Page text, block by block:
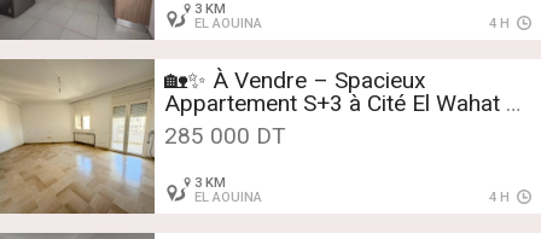
3 KM
EL AOUINA
4 H
🏡✨ À Vendre – Spacieux
Appartement S+3 à Cité El Wahat ✨
🏡
285 000 DT
3 KM
EL AOUINA
4 H